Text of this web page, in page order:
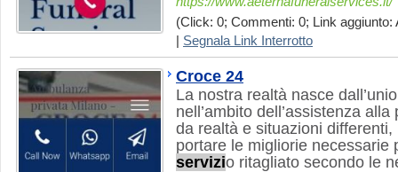
(Click: 0; Commenti: 0; Link aggiunto:
Segnala Link Interrotto
Croce 24
La nostra realtà nasce
nell’ambito dell’assistenza
da realtà e situazioni
portare le migliorie necessarie
servizio ritagliato secondo le